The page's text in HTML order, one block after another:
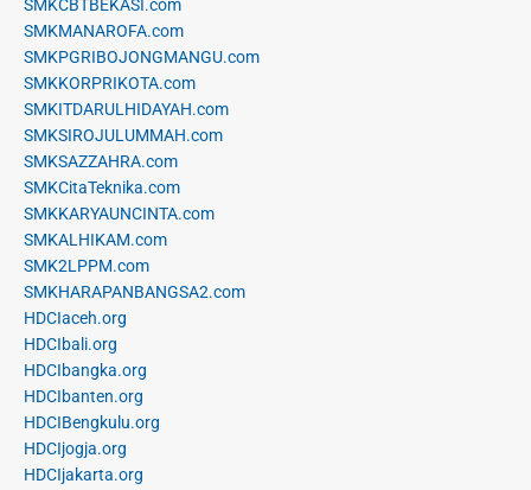
SMKCBTBEKASI.com
SMKMANAROFA.com
SMKPGRIBOJONGMANGU.com
SMKKORPRIKOTA.com
SMKITDARULHIDAYAH.com
SMKSIROJULUMMAH.com
SMKSAZZAHRA.com
SMKCitaTeknika.com
SMKKARYAUNCINTA.com
SMKALHIKAM.com
SMK2LPPM.com
SMKHARAPANBANGSA2.com
HDCIaceh.org
HDCIbali.org
HDCIbangka.org
HDCIbanten.org
HDCIBengkulu.org
HDCIjogja.org
HDCIjakarta.org